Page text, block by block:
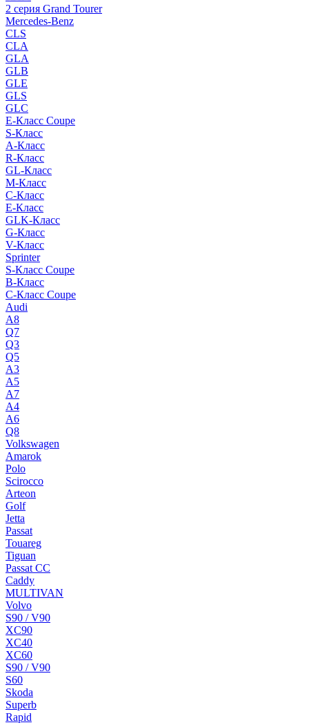
2 серия Grand Tourer
Mercedes-Benz
CLS
CLA
GLA
GLB
GLE
GLS
GLC
E-Класс Coupe
S-Класс
A-Класс
R-Класс
GL-Класс
M-Класс
C-Класс
E-Класс
GLK-Класс
G-Класс
V-Класс
Sprinter
S-Класс Сoupe
B-Класс
C-Класс Coupe
Audi
A8
Q7
Q3
Q5
A3
A5
A7
A4
A6
Q8
Volkswagen
Amarok
Polo
Scirocco
Arteon
Golf
Jetta
Passat
Touareg
Tiguan
Passat CC
Caddy
MULTIVAN
Volvo
S90 / V90
XC90
XC40
XC60
S90 / V90
S60
Skoda
Superb
Rapid